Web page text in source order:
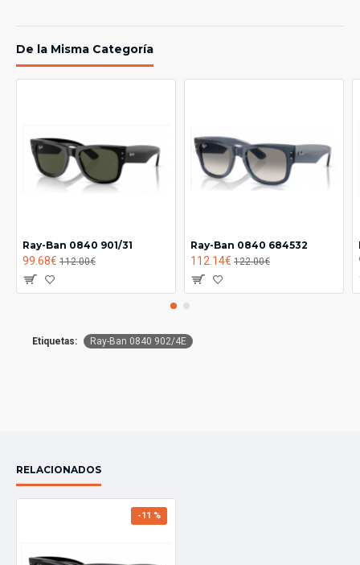
De la Misma Categoría
Ray-Ban 0840 901/31
99.68€ 112.00€
Ray-Ban 0840 684532
112.14€ 122.00€
Etiquetas: Ray-Ban 0840 902/4E
RELACIONADOS
-11 %